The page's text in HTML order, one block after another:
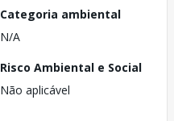
Categoria ambiental
N/A
Risco Ambiental e Social
Não aplicável